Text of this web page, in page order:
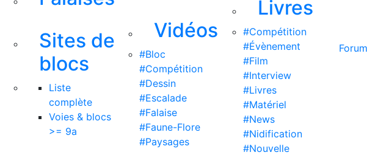
Sites de
blocs
Liste
complète
Voies & blocs
>= 9a
Vidéos
#Bloc
#Compétition
#Dessin
#Escalade
#Falaise
#Faune-Flore
#Paysages
Livres
#Compétition
#Évènement
#Film
#Interview
#Livres
#Matériel
#News
#Nidification
#Nouvelle
Forum